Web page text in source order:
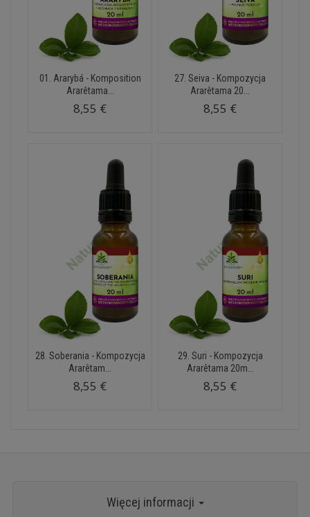
01. Ararybá - Komposition
Ararêtama...
8,55 €
27. Seiva - Kompozycja
Ararêtama 20...
8,55 €
28. Soberania - Kompozycja
Ararêtam...
8,55 €
29. Suri - Kompozycja
Ararêtama 20m...
8,55 €
Więcej informacji